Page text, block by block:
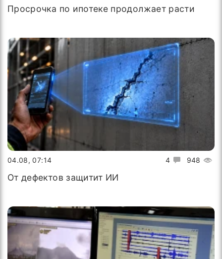
Просрочка по ипотеке продолжает расти
4 948
04.08, 07:14
От дефектов защитит ИИ